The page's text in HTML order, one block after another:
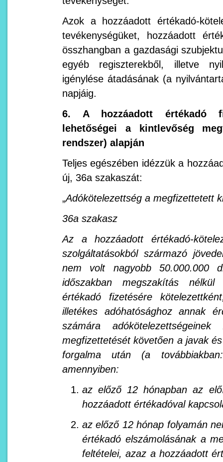
Azok a hozzáadott értékadó-
tevékenységüket, hozzáadott
összhangban a gazdasági
egyéb regiszterekből, illetve
igénylése átadásának (a
napjáig.
6. A hozzáadott értékadó
lehetőségei a kintlevőség
rendszer) alapján
Teljes egészében idézzük a
új, 36a szakaszát:
„Adókötelezettség a megfizettetett
36a szakasz
Az a hozzáadott értékadó-
szolgáltatásokból származó
nem volt nagyobb 50.000.000
időszakban megszakítás nélkül
értékadó fizetésére
illetékes adóhatósághoz annak
számára
megfizettetését követően a javak
forgalma után (a
amennyiben:
az előző 12 hónapban az
hozzáadott értékadóval
az előző 12 hónap folyamán
értékadó elszámolásának a
feltételei, azaz a hozzáadott